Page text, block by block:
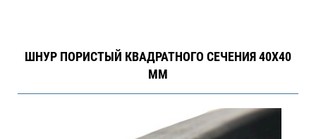
ШНУР ПОРИСТЫЙ КВАДРАТНОГО СЕЧЕНИЯ 40Х40
ММ